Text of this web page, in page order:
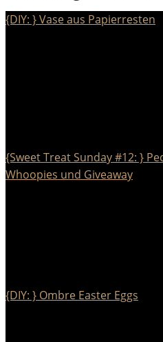
{DIY: } Vase aus Papierresten
{Sweet Treat Sunday #12: }
Whoopies und Giveaway
{DIY: } Ombre Easter Eggs